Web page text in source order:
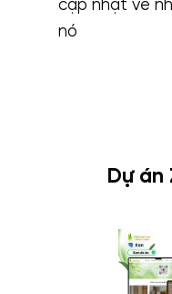
cập nhật về
nó
Dự án